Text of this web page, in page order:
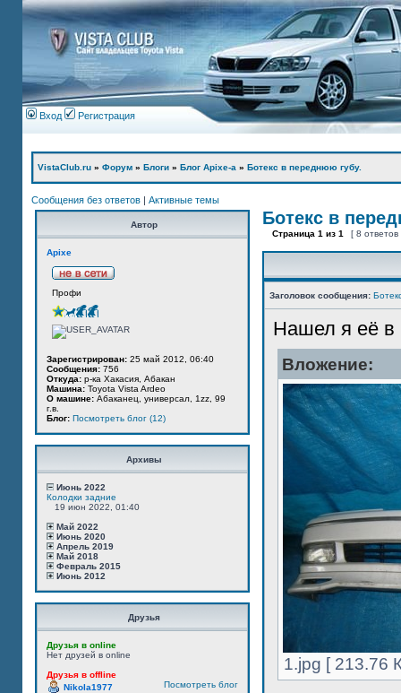
Вход Регистрация
VistaClub.ru » Форум » Блоги » Блог Apixe-а » Ботекс в переднюю губу.
Сообщения без ответов | Активные темы
Автор
Apixe
Профи
Зарегистрирован: 25 май 2012, 06:40
Сообщения: 756
Откуда: р-ка Хакасия, Абакан
Машина: Toyota Vista Ardeo
О машине: Абаканец, универсал, 1zz, 99
г.в.
Блог: Посмотреть блог (12)
Архивы
Июнь 2022
Колодки задние
19 июн 2022, 01:40
Май 2022
Июнь 2020
Апрель 2019
Май 2018
Февраль 2015
Июнь 2012
Друзья
Друзья в online
Нет друзей в online
Друзья в offline
Посмотреть блог
Nikola1977
Ботекс в
Страница 1 из 1 [ 8
Заголовок сообщения:
Нашел я её в
Вложение:
1.jpg [ 213.76